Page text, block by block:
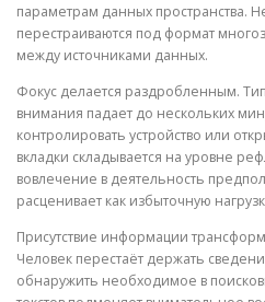
параметрам данных пространства.
перестраиваются под формат
между источниками данных.
Фокус делается раздробленным.
внимания падает до нескольких
контролировать устройство или
вкладки складывается на уровне
вовлечение в деятельность
расценивает как избыточную
Присутствие информации
Человек перестаёт держать
обнаружить необходимое в